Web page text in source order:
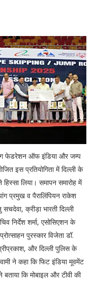
फेडरेशन ऑफ इंडिया और जम्प
इस प्रतियोगिता में दिल्ली के
लिया। समापन समारोह में
प्रमुख व पैरालिंपियन राकेश
सचदेवा, क्रीड़ा भारती दिल्ली
निर्देश शर्मा, एसोसिएशन के
पुरस्कार विजेता डॉ.
और दिल्ली पुलिस के
ने कहा कि फिट इंडिया मूवमेंट
बताया कि मोबाइल और टीवी की